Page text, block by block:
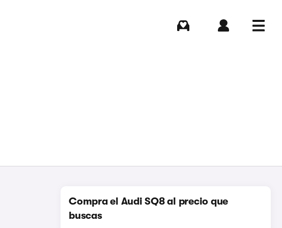
Compra el Audi SQ8 al precio que
buscas